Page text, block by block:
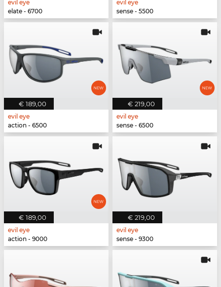
evil eye
elate - 6700
evil eye
sense - 5500
€ 189,00
evil eye
action - 6500
€ 219,00
evil eye
sense - 6500
€ 189,00
evil eye
action - 9000
€ 219,00
evil eye
sense - 9300